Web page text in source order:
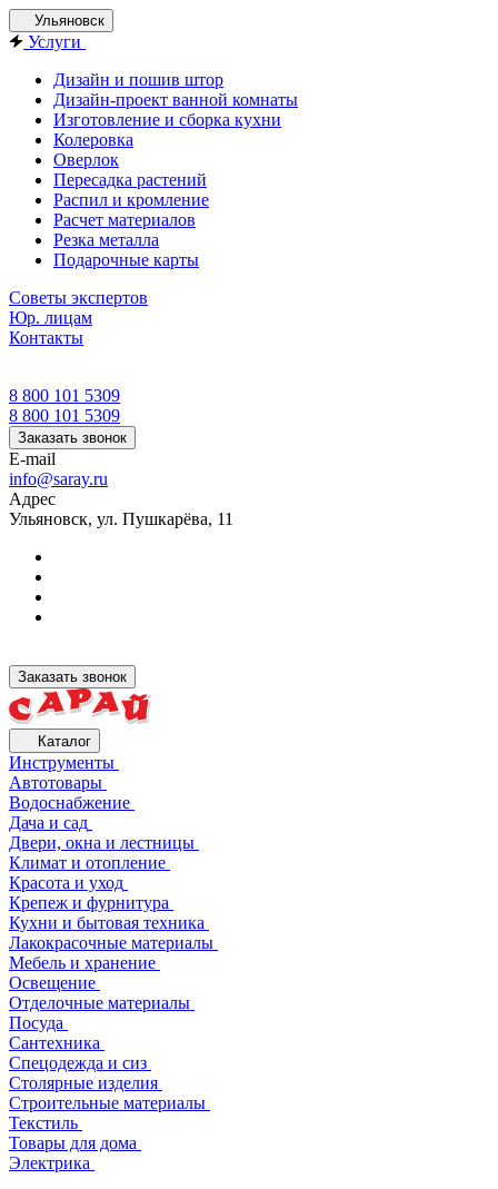
Ульяновск
Услуги
Дизайн и пошив штор
Дизайн-проект ванной комнаты
Изготовление и сборка кухни
Колеровка
Оверлок
Пересадка растений
Распил и кромление
Расчет материалов
Резка металла
Подарочные карты
Советы экспертов
Юр. лицам
Контакты
8 800 101 5309
8 800 101 5309
Заказать звонок
E-mail
info@saray.ru
Адрес
Ульяновск, ул. Пушкарёва, 11
Заказать звонок
Каталог
Инструменты
Автотовары
Водоснабжение
Дача и сад
Двери, окна и лестницы
Климат и отопление
Красота и уход
Крепеж и фурнитура
Кухни и бытовая техника
Лакокрасочные материалы
Мебель и хранение
Освещение
Отделочные материалы
Посуда
Сантехника
Спецодежда и сиз
Столярные изделия
Строительные материалы
Текстиль
Товары для дома
Электрика